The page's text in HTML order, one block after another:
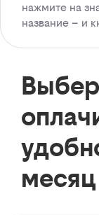
нажмите на
название – и
месяц